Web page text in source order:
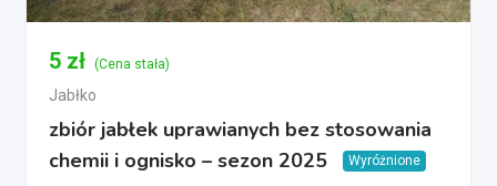
5 zł (Cena stała)
Jabłko
zbiór jabłek uprawianych bez stosowania
chemii i ognisko – sezon 2025
Wyróżnione